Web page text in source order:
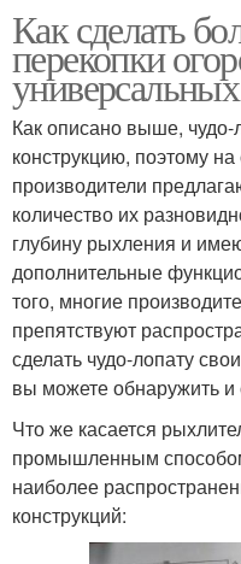
Как сделать
перекопки
Как описано выше,
конструкцию, поэтому
производители
количество их
глубину рыхления и
дополнительные
того, многие
препятствуют
сделать чудо-лопату
вы можете обнаружить и
Что же касается
промышленным
наиболее
конструкций: